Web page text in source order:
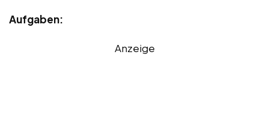
Aufgaben:
Anzeige